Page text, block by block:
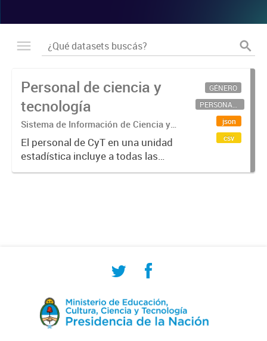
Personal de ciencia y
tecnología
Sistema de Información de Ciencia y
Tecnología Argentino (SICYTAR)
El personal de CyT en una unidad
estadística incluye a todas las
personas involucradas
GÉNERO
PERSONAL CIENTÍFICO-TECNOLÓGICO
json
csv